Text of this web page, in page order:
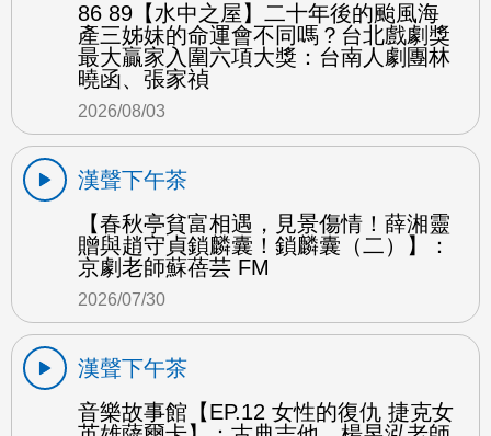
86 89【水中之屋】二十年後的颱風海
產三姊妹的命運會不同嗎？台北戲劇獎
最大贏家入圍六項大獎：台南人劇團林
曉函、張家禎
2026/08/03
漢聲下午茶
【春秋亭貧富相遇，見景傷情！薛湘靈
贈與趙守貞鎖麟囊！鎖麟囊（二）】：
京劇老師蘇蓓芸 FM
2026/07/30
漢聲下午茶
音樂故事館【EP.12 女性的復仇 捷克女